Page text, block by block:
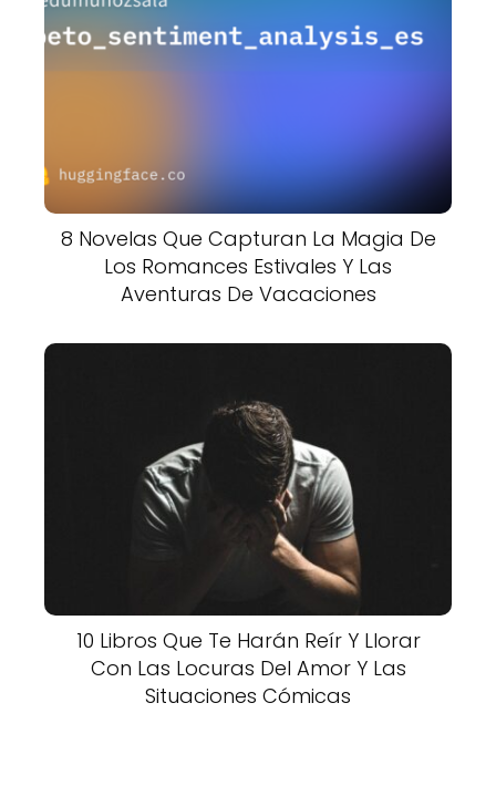
8 Novelas Que Capturan La Magia De
Los Romances Estivales Y Las
Aventuras De Vacaciones
10 Libros Que Te Harán Reír Y Llorar
Con Las Locuras Del Amor Y Las
Situaciones Cómicas